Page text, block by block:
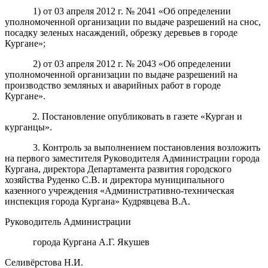
1) от 03 апреля 2012 г. № 2041 «Об определении
уполномоченной организации по выдаче разрешений на снос,
посадку зеленых насаждений, обрезку деревьев в городе
Кургане»;
2) от 03 апреля 2012 г. № 2043 «Об определении
уполномоченной организации по выдаче разрешений на
производство земляных и аварийных работ в городе
Кургане».
2. Постановление опубликовать в газете «Курган и
курганцы».
3. Контроль за выполнением постановления возложить
на первого заместителя Руководителя Администрации города
Кургана, директора Департамента развития городского
хозяйства Руденко С.В. и директора муниципального
казенного учреждения «Административно-техническая
инспекция города Кургана» Кудрявцева В.А.
Руководитель Администрации
города Кургана А.Г. Якушев
Селивёрстова Н.И.